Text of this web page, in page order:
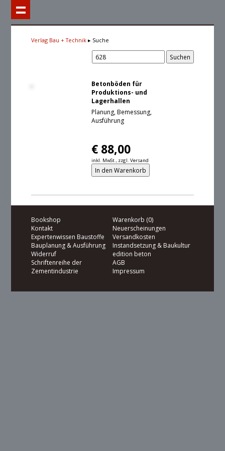
Verlag Bau + Technik Suche
Betonböden für
Produktions- und
Lagerhallen
Planung, Bemessung,
Ausführung
€ 88,00
inkl. MwSt., zzgl. Versand
Bookshop
Warenkorb (0)
Kontakt
Neuerscheinungen
Expertenwissen Baustoffe
Versandkosten
Bauplanung & Ausführung
Instandsetzung & Baukultur
Widerruf
edition beton
Schriftenreihe der
Zementindustrie
AGB
Impressum